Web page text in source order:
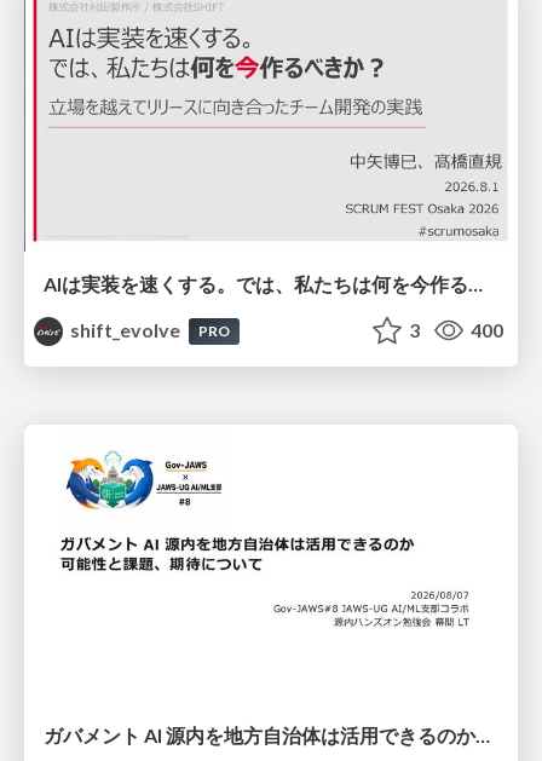
AIは実装を速くする。では、私たちは何を今作るべきか？－立場を越えてリリースに向き合ったチーム開発の実践 / 20260801 Hiromi Nakaya and Naoki Takahashi
shift_evolve
PRO 3 400
ガバメント AI 源内を地方自治体は活用できるのか 可能性と課題、期待について